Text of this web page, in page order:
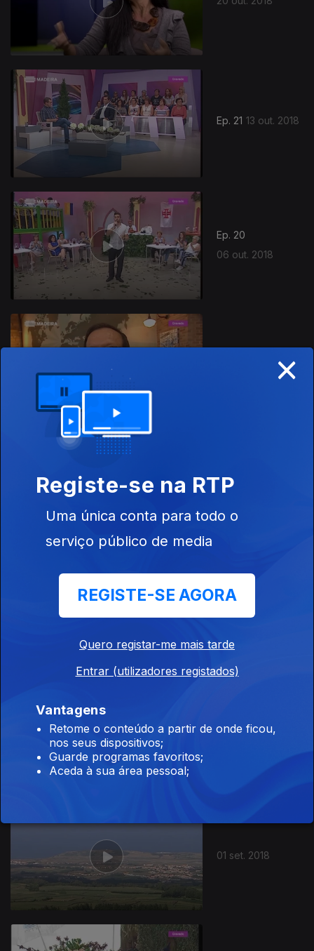
Ep. 21 13 out. 2018
Ep. 20
06 out. 2018
Ep. 19
Ep. 18 08 set. 2018
01 set. 2018
×
Registe-se na RTP
Uma única conta para todo o
serviço público de media
REGISTE-SE AGORA
Quero registar-me mais tarde
Entrar (utilizadores registados)
Vantagens
Retome o conteúdo a partir de onde ficou,
nos seus dispositivos;
Guarde programas favoritos;
Aceda à sua área pessoal;